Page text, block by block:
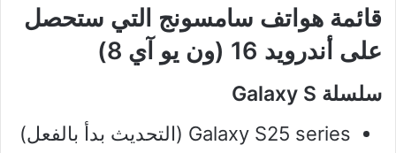
قائمة هواتف سامسونج التي ستحصل
على أندرويد 16 (
ون يو آي 8 )
سلسلة Galaxy S
Galaxy S25 series (التحديث بدأ بالفعل)